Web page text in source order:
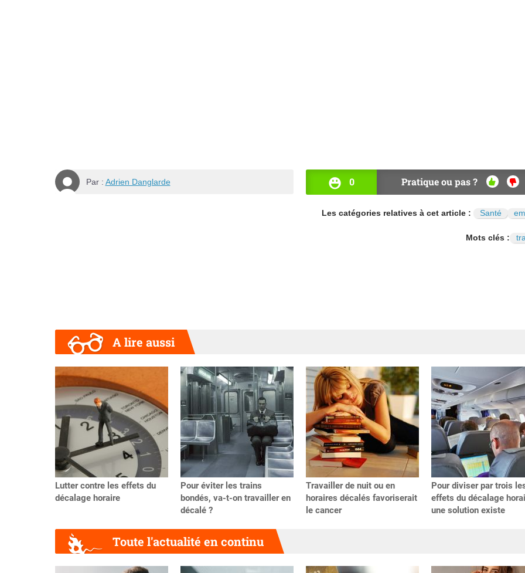
Par : Adrien Danglarde 0 Pratique ou pas ?
OUI NON
Les catégories relatives à cet article : Santé
Mots clés :
A lire aussi
Lutter contre les effets du
décalage horaire
Pour éviter les trains
bondés, va-t-on travailler en
décalé ?
Travailler de nuit ou en
horaires décalés favoriserait
le cancer
Pour diviser par trois
effets du décalage
une solution existe
Précédent
Toute l'actualité en continu